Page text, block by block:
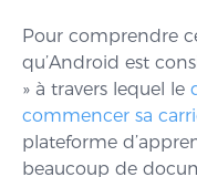
Pour comprendre
qu’Android est
» à travers lequel le
commencer sa
plateforme
beaucoup de